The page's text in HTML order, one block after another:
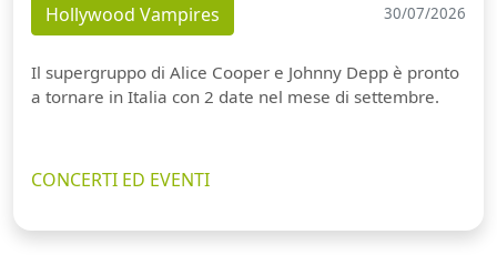
Hollywood Vampires 30/07/2026
Il supergruppo di Alice Cooper e Johnny Depp è pronto
a tornare in Italia con 2 date nel mese di settembre.
CONCERTI ED EVENTI